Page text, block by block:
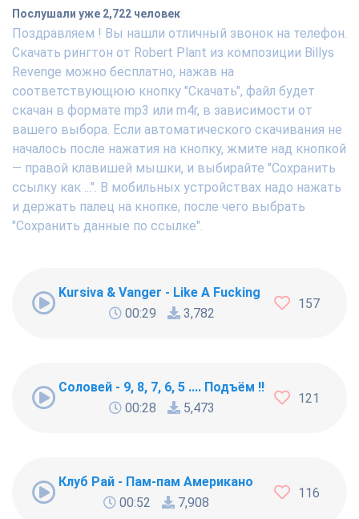
Послушали уже 2,722 человек
Поздравляем ! Вы нашли отличный звонок на телефон.
Скачать рингтон от Robert Plant из композиции Billys
Revenge можно бесплатно, нажав на
соответствующюю кнопку "Скачать", файл будет
скачан в формате mp3 или m4r, в зависимости от
вашего выбора. Если автоматического скачивания не
началось после нажатия на кнопку, жмите над кнопкой
— правой клавишей мышки, и выбирайте "Сохранить
ссылку как ...". В мобильных устройствах надо нажать
и держать палец на кнопке, после чего выбрать
"Сохранить данные по ссылке".
Kursiva & Vanger - Like A Fucking Newbie
00:29
3,782
157
Соловей - 9, 8, 7, 6, 5 .... Подъём !!!
00:28
5,473
121
Клуб Рай - Пам-пам Американо
00:52
7,908
116